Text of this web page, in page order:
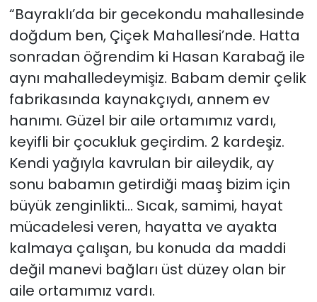
“Bayraklı’da bir gecekondu mahallesinde
doğdum ben, Çiçek Mahallesi’nde. Hatta
sonradan öğrendim ki Hasan Karabağ ile
aynı mahalledeymişiz. Babam demir çelik
fabrikasında kaynakçıydı, annem ev
hanımı. Güzel bir aile ortamımız vardı,
keyifli bir çocukluk geçirdim. 2 kardeşiz.
Kendi yağıyla kavrulan bir aileydik, ay
sonu babamın getirdiği maaş bizim için
büyük zenginlikti… Sıcak, samimi, hayat
mücadelesi veren, hayatta ve ayakta
kalmaya çalışan, bu konuda da maddi
değil manevi bağları üst düzey olan bir
aile ortamımız vardı.